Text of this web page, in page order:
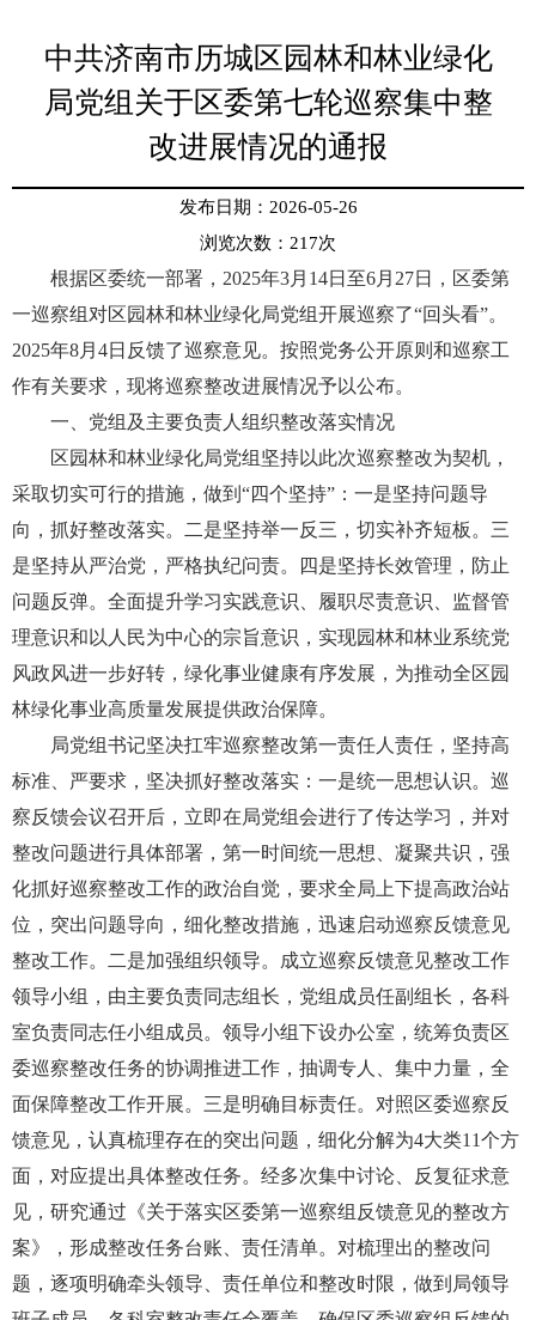
中共济南市历城区园林和林业绿化
局党组关于区委第七轮巡察集中整
改进展情况的通报
发布日期：2026-05-26
浏览次数： 217次
根据区委统一部署，2025年3月14日至6月27日，区委第
一巡察组对区园林和林业绿化局党组开展巡察了“回头看”。
2025年8月4日反馈了巡察意见。按照党务公开原则和巡察工
作有关要求，现将巡察整改进展情况予以公布。
一、党组及主要负责人组织整改落实情况
区园林和林业绿化局党组坚持以此次巡察整改为契机，
采取切实可行的措施，做到“四个坚持”：一是坚持问题导
向，抓好整改落实。二是坚持举一反三，切实补齐短板。三
是坚持从严治党，严格执纪问责。四是坚持长效管理，防止
问题反弹。全面提升学习实践意识、履职尽责意识、监督管
理意识和以人民为中心的宗旨意识，实现园林和林业系统党
风政风进一步好转，绿化事业健康有序发展，为推动全区园
林绿化事业高质量发展提供政治保障。
局党组书记坚决扛牢巡察整改第一责任人责任，坚持高
标准、严要求，坚决抓好整改落实：一是统一思想认识。巡
察反馈会议召开后，立即在局党组会进行了传达学习，并对
整改问题进行具体部署，第一时间统一思想、凝聚共识，强
化抓好巡察整改工作的政治自觉，要求全局上下提高政治站
位，突出问题导向，细化整改措施，迅速启动巡察反馈意见
整改工作。二是加强组织领导。成立巡察反馈意见整改工作
领导小组，由主要负责同志组长，党组成员任副组长，各科
室负责同志任小组成员。领导小组下设办公室，统筹负责区
委巡察整改任务的协调推进工作，抽调专人、集中力量，全
面保障整改工作开展。三是明确目标责任。对照区委巡察反
馈意见，认真梳理存在的突出问题，细化分解为4大类11个方
面，对应提出具体整改任务。经多次集中讨论、反复征求意
见，研究通过《关于落实区委第一巡察组反馈意见的整改方
案》，形成整改任务台账、责任清单。对梳理出的整改问
题，逐项明确牵头领导、责任单位和整改时限，做到局领导